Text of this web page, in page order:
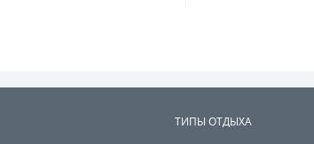
ТИПЫ ОТДЫХА